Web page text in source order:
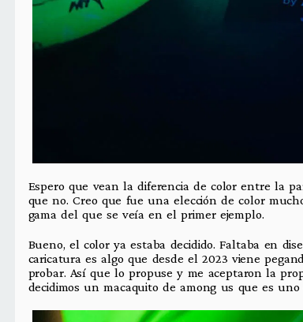
Espero que vean la diferencia de color entre la
que no. Creo que fue una elección de color
gama del que se veía en el primer ejemplo.
Bueno, el color ya estaba decidido. Faltaba en
caricatura es algo que desde el 2023 viene
probar. Así que lo propuse y me aceptaron la
decidimos un macaquito de among us que es